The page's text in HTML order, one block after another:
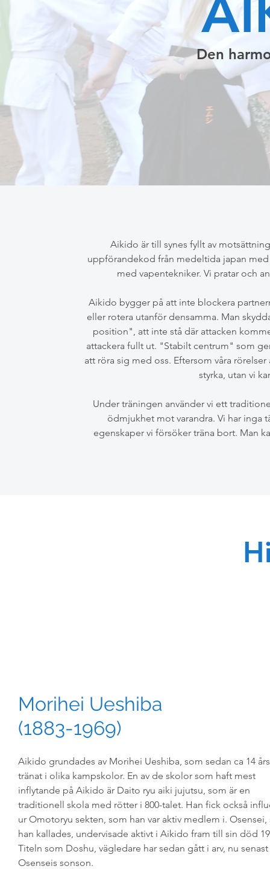
Den
Aikido är till synes fyllt av
uppförandekod från medeltida japan
med vapentekniker. Vi pratar och
Aikido bygger på att inte blockera
eller rotera utanför densamma. Man
position", att inte stå där attacken
attackera fullt ut. "Stabilt centrum" som
att röra sig med oss. Eftersom våra
styrka, utan vi
Under träningen använder vi ett
ödmjukhet mot varandra. Vi har inga
egenskaper vi försöker träna bort. Man
Morihei Ueshiba
(1883-1969)
Aikido grundades av Morihei Ueshiba, som sedan ca 14
tränat i olika kampskolor. En av de skolor som haft mest
inflytande på Aikido är Daito ryu aiki jujutsu, som är en
traditionell skola med rötter i 800-talet. Han fick också
ur Omotoryu sekten, som han var aktiv medlem i. Osensei,
han kallades, undervisade aktivt i Aikido fram till sin död
Titeln som Doshu, vägledare har sedan gått i arv, nu
Osenseis sonson.